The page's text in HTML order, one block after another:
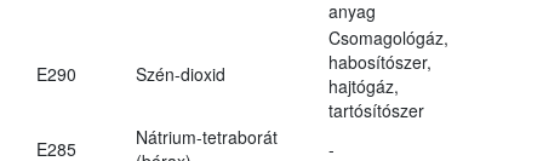
anyag
E290 Szén-dioxid
Csomagológáz,
habosítószer,
hajtógáz,
tartósítószer
E285
Nátrium-tetraborát
-